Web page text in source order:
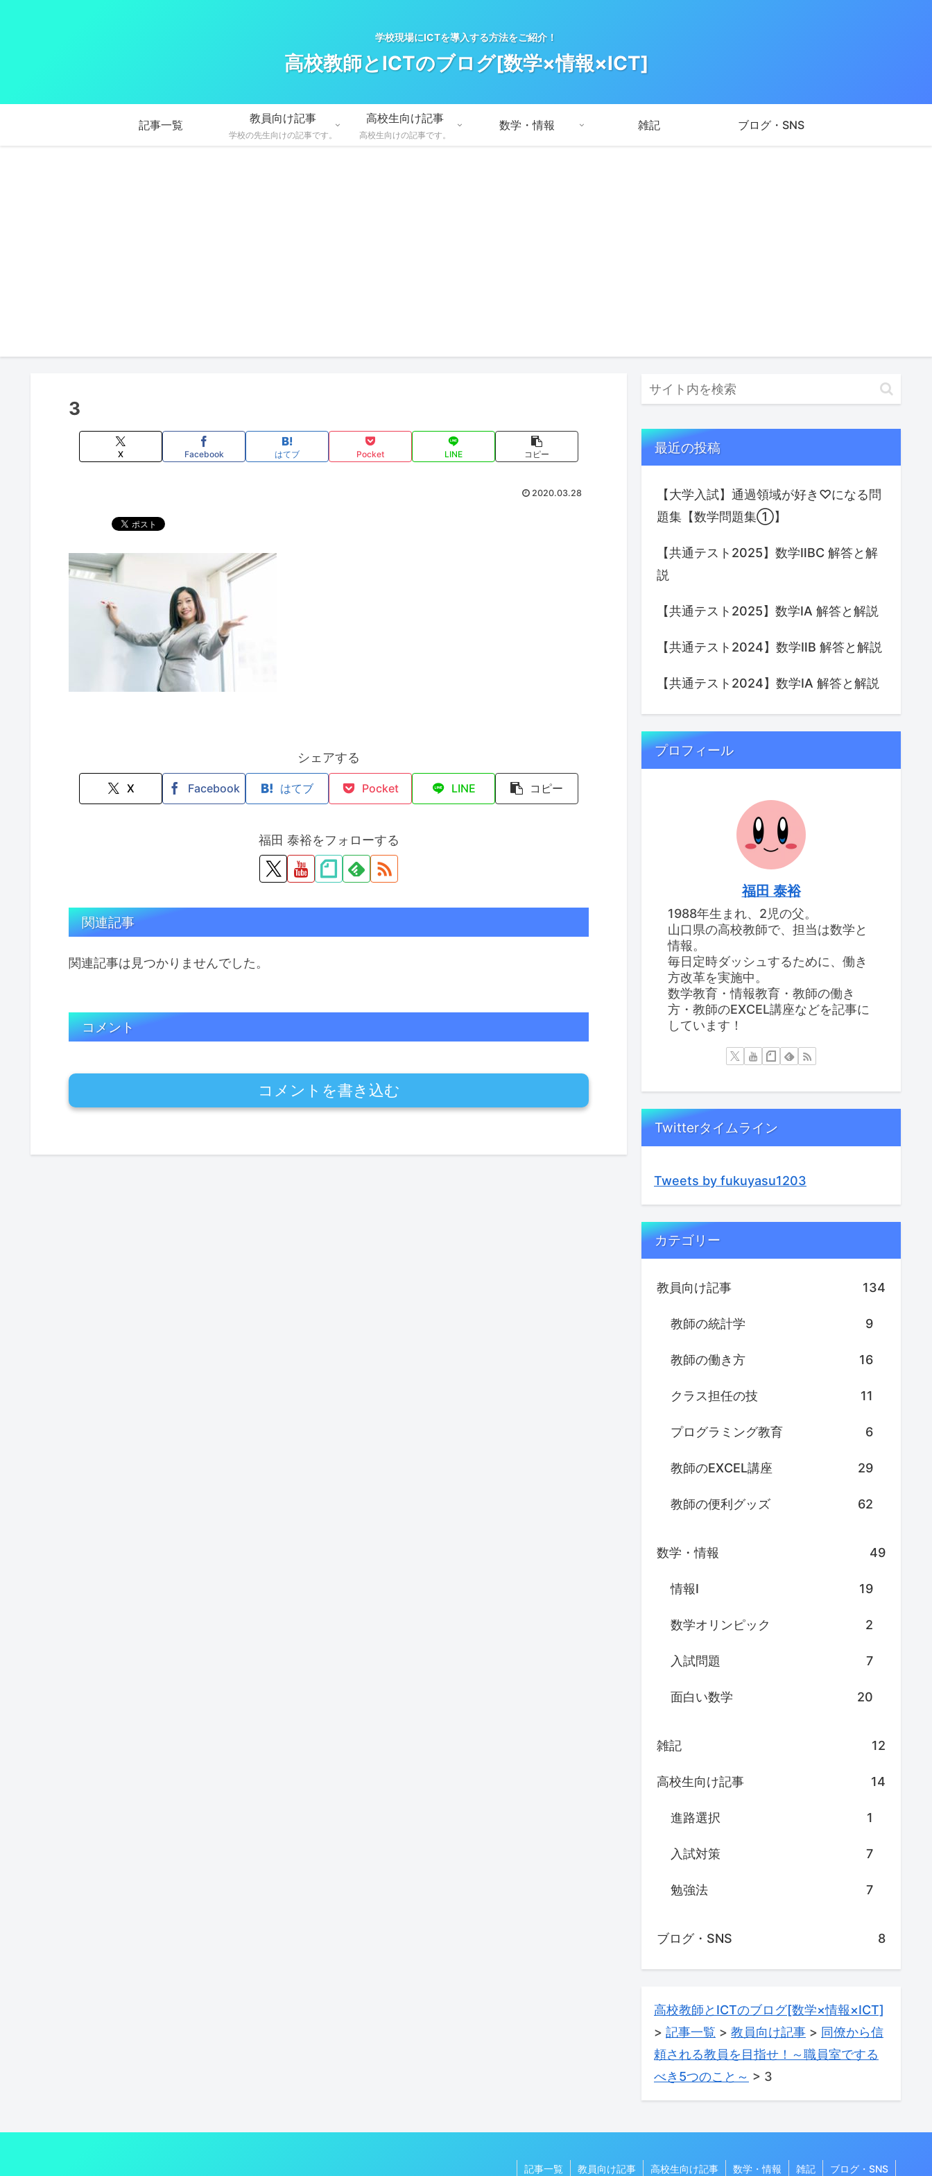
学校現場にICTを導入する方法をご紹介！
高校教師とICTのブログ[数学×情報×ICT]
記事一覧
教員向け記事
学校の先生向けの記事です。
高校生向け記事
高校生向けの記事です。
数学・情報 雑記 ブログ・SNS
3
X Facebook はてブ Pocket LINE コピー
2020.03.28
シェアする
X Facebook はてブ Pocket LINE コピー
福田 泰裕をフォローする
関連記事
関連記事は見つかりませんでした。
コメント
コメントを書き込む
最近の投稿
【大学入試】通過領域が好き♡になる問
題集【数学問題集①】
【共通テスト2025】数学ⅡBC 解答と解
説
【共通テスト2025】数学IA 解答と解説
【共通テスト2024】数学ⅡB 解答と解説
【共通テスト2024】数学IA 解答と解説
プロフィール
福田 泰裕
1988年生まれ、2児の父。
山口県の高校教師で、担当は数学と
情報。
毎日定時ダッシュするために、働き
方改革を実施中。
数学教育・情報教育・教師の働き
方・教師のEXCEL講座などを記事に
しています！
Twitterタイムライン
Tweets by fukuyasu1203
カテゴリー
教員向け記事 134
教師の統計学 9
教師の働き方 16
クラス担任の技 11
プログラミング教育 6
教師のEXCEL講座 29
教師の便利グッズ 62
数学・情報 49
情報Ⅰ 19
数学オリンピック 2
入試問題 7
面白い数学 20
雑記 12
高校生向け記事 14
進路選択 1
入試対策 7
勉強法 7
ブログ・SNS 8
高校教師とICTのブログ[数学×情報×ICT]
> 記事一覧 > 教員向け記事 > 同僚から信
頼される教員を目指せ！～職員室でする
べき5つのこと～ > 3
記事一覧 教員向け記事 高校生向け記事 数学・情報 雑記 ブログ・SNS